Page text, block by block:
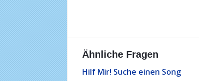
Ähnliche Fragen
Hilf Mir! Suche einen Song